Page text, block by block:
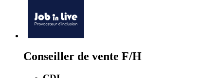
Conseiller de vente F/H